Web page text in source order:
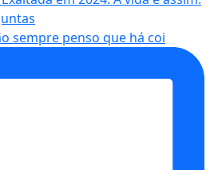
sempre penso que há coi